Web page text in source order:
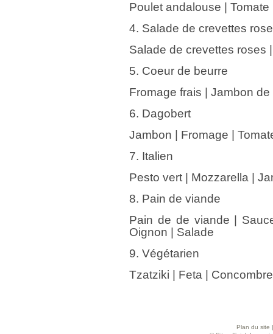
Poulet andalouse |
4. Salade de crevettes
Salade de crevettes roses
5. Coeur de beurre
Fromage frais | Jambon
6. Dagobert
Jambon | Fromage |
7. Italien
Pesto vert | Mozzarella |
8. Pain de viande
Pain de de viande |
Oignon | Salade
9. Végétarien
Tzatziki | Feta |
Plan du site